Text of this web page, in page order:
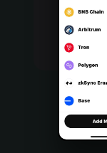
Português (Portugal)
Bahasa Indonesia
Português (Brasil)
Español (Argentina)